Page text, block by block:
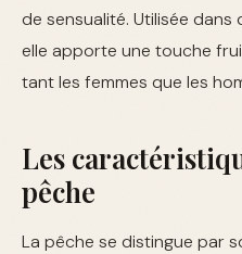
de sensualité. Utilisée
elle apporte une touche
tant les femmes que les
Les
pêche
La pêche se distingue par